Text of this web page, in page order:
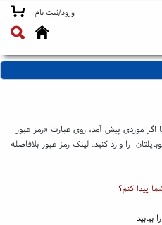
ورود/ثبت نام
اگر موردی پیش آمد، روی عبارت «رمز عبور
را وارد کنید. لینک رمز عبور بلافاصله
پیدا کنم؟